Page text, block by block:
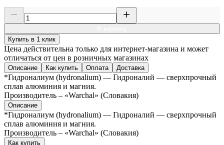
Купить в 1 клик
Цена действительна только для интернет-магазина и может
отличаться от цен в розничных магазинах
Описание Как купить Оплата Доставка
*Гидроналиум (hydronalium) — Гидроналий — сверхпрочный
сплав алюминия и магния.
Производитель – «Warchal» (Словакия)
Описание
*Гидроналиум (hydronalium) — Гидроналий — сверхпрочный
сплав алюминия и магния.
Производитель – «Warchal» (Словакия)
Как купить